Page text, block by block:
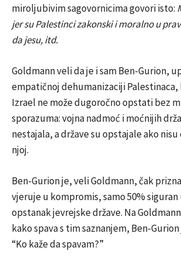
miroljubivim sagovornicima govori isto:
jer su Palestinci zakonski i moralno u
da jesu, itd.
Goldmann veli da je i sam Ben-Gurion,
empatičnoj dehumanizaciji Palestinaca,
Izrael ne može dugoročno opstati bez
sporazuma: vojna nadmoć i moćnijih
nestajala, a države su opstajale ako nisu
njoj.
Ben-Gurion je, veli Goldmann, čak
vjeruje u kompromis, samo 50%
opstanak jevrejske države. Na
kako spava s tim saznanjem, Ben-
“Ko kaže da spavam?”